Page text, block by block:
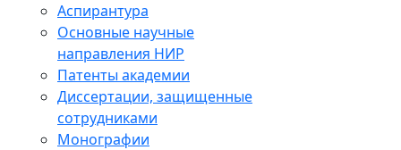
Аспирантура
Основные научные
направления НИР
Патенты академии
Диссертации, защищенные
сотрудниками
Монографии